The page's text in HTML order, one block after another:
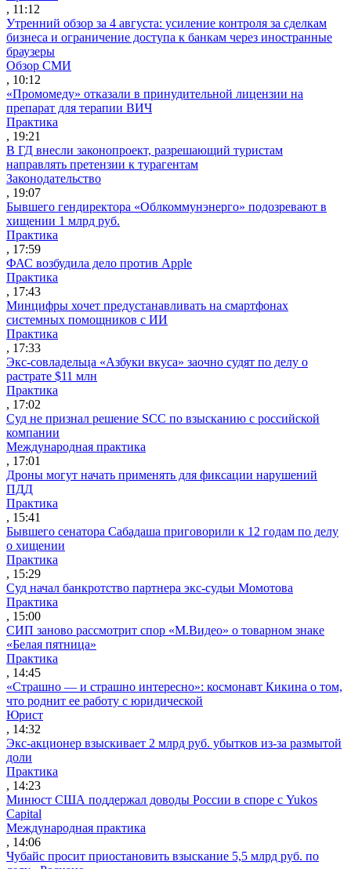
, 11:12
Утренний обзор за 4 августа: усиление контроля за сделкам
бизнеса и ограничение доступа к банкам через иностранные
браузеры
Обзор СМИ
, 10:12
«Промомеду» отказали в принудительной лицензии на
препарат для терапии ВИЧ
Практика
, 19:21
В ГД внесли законопроект, разрешающий туристам
направлять претензии к турагентам
Законодательство
, 19:07
Бывшего гендиректора «Облкоммунэнерго» подозревают в
хищении 1 млрд руб.
Практика
, 17:59
ФАС возбудила дело против Apple
Практика
, 17:43
Минцифры хочет предустанавливать на смартфонах
системных помощников с ИИ
Практика
, 17:33
Экс-совладельца «Азбуки вкуса» заочно судят по делу о
растрате $11 млн
Практика
, 17:02
Суд не признал решение SCC по взысканию с российской
компании
Международная практика
, 17:01
Дроны могут начать применять для фиксации нарушений
ПДД
Практика
, 15:41
Бывшего сенатора Сабадаша приговорили к 12 годам по делу
о хищении
Практика
, 15:29
Суд начал банкротство партнера экс-судьи Момотова
Практика
, 15:00
СИП заново рассмотрит спор «М.Видео» о товарном знаке
«Белая пятница»
Практика
, 14:45
«Страшно — и страшно интересно»: космонавт Кикина о том,
что роднит ее работу с юридической
Юрист
, 14:32
Экс-акционер взыскивает 2 млрд руб. убытков из-за размытой
доли
Практика
, 14:23
Минюст США поддержал доводы России в споре с Yukos
Capital
Международная практика
, 14:06
Чубайс просит приостановить взыскание 5,5 млрд руб. по